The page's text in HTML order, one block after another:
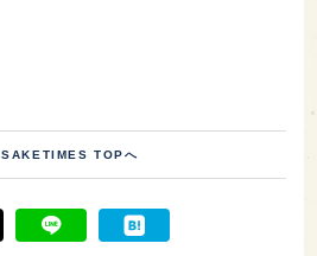
SAKETIMES TOPへ